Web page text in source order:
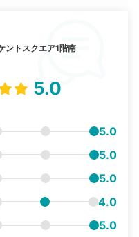
ントスクエア1階南
5.0
5.0
5.0
5.0
4.0
5.0